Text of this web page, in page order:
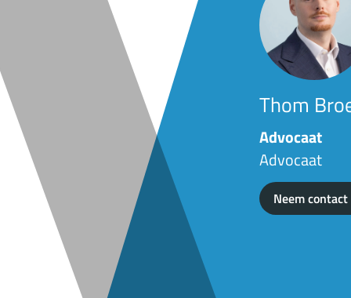
Thom
Advocaat
Advocaat
Neem contact